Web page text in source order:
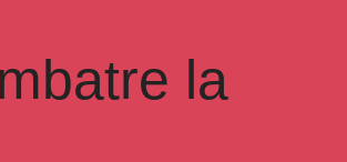
la